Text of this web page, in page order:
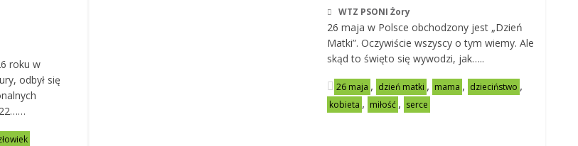
roku w
odbył się
22……
WTZ PSONI Żory
26 maja w Polsce obchodzony jest „Dzień
Matki”. Oczywiście wszyscy o tym wiemy. Ale
skąd to święto się wywodzi, jak…..
26 maja , dzień matki , mama , dzieciństwo ,
kobieta , miłość , serce